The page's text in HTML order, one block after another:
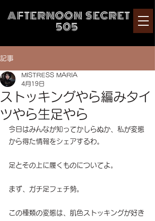
AFTERNOON SECRET
505
記事
ストッキングやら編みタイ
ツやら生足やら
MISTRESS MARIA
4月19日
今日はみんなが知ってかしらぬか、私が変態
から得た情報をシェアするわ。
足とその上に履くものについてよ。
まず、ガチ足フェチ勢。
この種類の変態は、肌色ストッキングが好き